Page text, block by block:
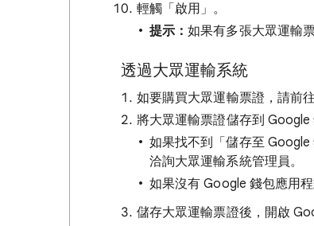
輕觸「啟用」 。
提示：如果有多張大眾運輸
透過大眾運輸系統
如要購買大眾運輸票證，請前
將大眾運輸票證儲存到 Google
如果找不到「儲存至
洽詢大眾運輸系統管理員。
如果沒有 Google 錢包應用程
儲存大眾運輸票證後，開啟